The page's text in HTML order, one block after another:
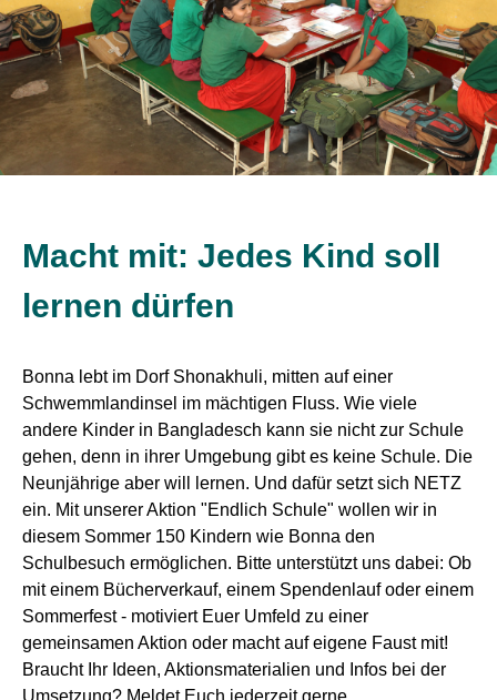
Macht mit: Jedes Kind soll
lernen dürfen
Bonna lebt im Dorf Shonakhuli, mitten auf einer
Schwemmlandinsel im mächtigen Fluss. Wie viele
andere Kinder in Bangladesch kann sie nicht zur Schule
gehen, denn in ihrer Umgebung gibt es keine Schule. Die
Neunjährige aber will lernen. Und dafür setzt sich NETZ
ein. Mit unserer Aktion "Endlich Schule" wollen wir in
diesem Sommer 150 Kindern wie Bonna den
Schulbesuch ermöglichen. Bitte unterstützt uns dabei: Ob
mit einem Bücherverkauf, einem Spendenlauf oder einem
Sommerfest - motiviert Euer Umfeld zu einer
gemeinsamen Aktion oder macht auf eigene Faust mit!
Braucht Ihr Ideen, Aktionsmaterialien und Infos bei der
Umsetzung? Meldet Euch jederzeit gerne.